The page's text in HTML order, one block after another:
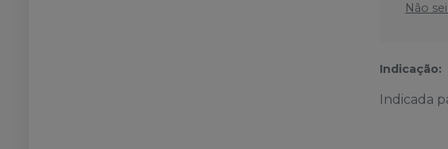
Não
Indicação:
Indicada